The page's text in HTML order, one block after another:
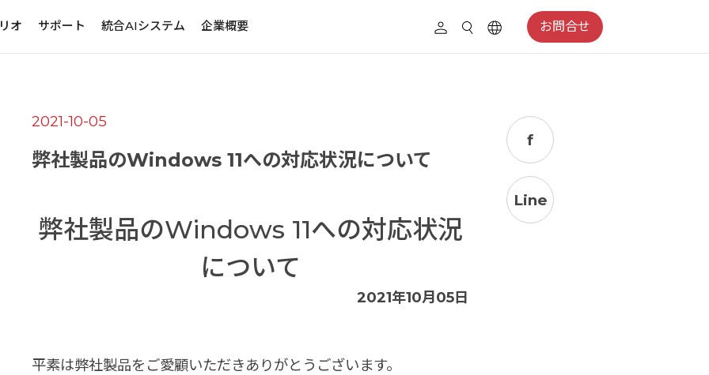
オ サポート 統合AIシステム 企業概要 お問合せ
2021-10-05
弊社製品のWindows 11への対応状況について
弊社製品のWindows 11への対応状況
について
2021年10月05日
平素は弊社製品をご愛顧いただきありがとうございます。
f
Line